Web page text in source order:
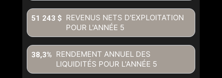
REVENUS NETS D'EXPLOITATION
POUR L'ANNÉE 5
51 243 $
RENDEMENT ANNUEL DES
LIQUIDITÉS POUR L'ANNÉE 5
38,3%